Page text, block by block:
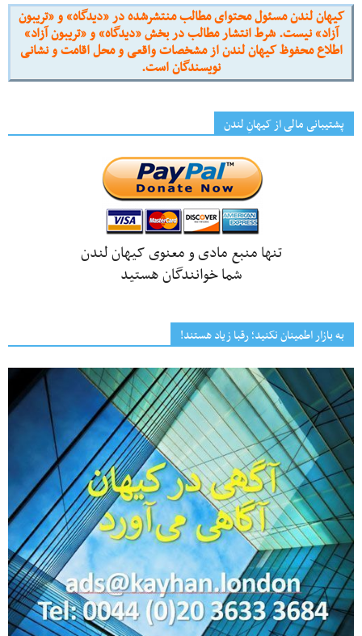
کیهان لندن مسئول محتوای مطالب منتشرشده در «دیدگاه» و «تریبون
آزاد» نیست. شرط انتشار مطالب در بخش «دیدگاه» و «تریبون آزاد»
اطلاع محفوظ کیهان لندن از مشخصات واقعی و محل اقامت و نشانی
نویسندگان است.
پشتیبانی مالی از کیهانِ لندن
تنها منبع مادی و معنوی کیهان لندن
شما خوانندگان هستید
به بازار اطمینان نکنید؛ رقبا زیاد هستند!